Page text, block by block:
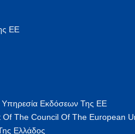
ΕΕ
Εκδόσεων Της ΕΕ
The Council Of The European
Ελλάδος